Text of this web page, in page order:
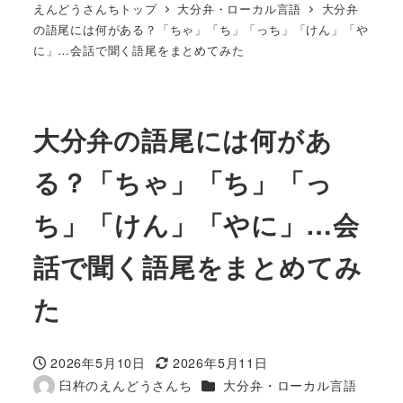
えんどうさんちトップ 大分弁・ローカル言語
大分弁
の語尾には何がある？「ちゃ」「ち」「っち」「けん」「や
に」…会話で聞く語尾をまとめてみた
大分弁の語尾には何があ
る？「ちゃ」「ち」「っ
ち」「けん」「やに」…会
話で聞く語尾をまとめてみ
た
投稿日
2026年5月10日
更新日
2026年5月11日
著
臼杵のえんどうさんち カテゴリー
大分弁・ローカル言語